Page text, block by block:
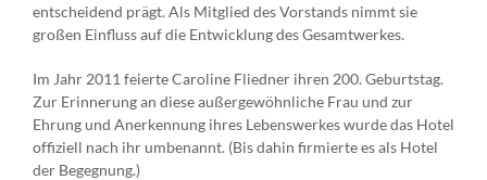
entscheidend prägt. Als Mitglied des Vorstands nimmt sie
großen Einfluss auf die Entwicklung des Gesamtwerkes.
Im Jahr 2011 feierte Caroline Fliedner ihren 200. Geburtstag.
Zur Erinnerung an diese außergewöhnliche Frau und zur
Ehrung und Anerkennung ihres Lebenswerkes wurde das Hotel
offiziell nach ihr umbenannt. (Bis dahin firmierte es als Hotel
der Begegnung.)